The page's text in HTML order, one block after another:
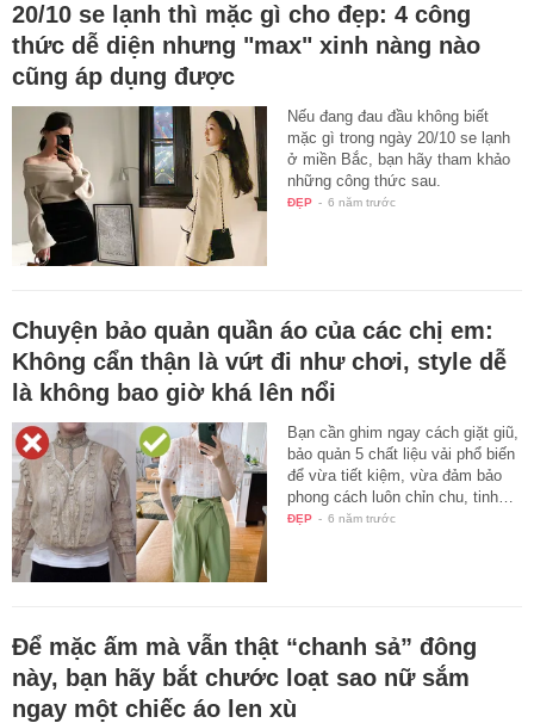
20/10 se lạnh thì mặc gì cho đẹp: 4 công
thức dễ diện nhưng "max" xinh nàng nào
cũng áp dụng được
Nếu đang đau đầu không biết
mặc gì trong ngày 20/10 se lạnh
ở miền Bắc, bạn hãy tham khảo
những công thức sau.
ĐẸP - 6 năm trước
Chuyện bảo quản quần áo của các chị em:
Không cẩn thận là vứt đi như chơi, style dễ
là không bao giờ khá lên nổi
Bạn cần ghim ngay cách giặt giũ,
bảo quản 5 chất liệu vải phổ biến
để vừa tiết kiệm, vừa đảm bảo
phong cách luôn chỉn chu, tinh…
ĐẸP - 6 năm trước
Để mặc ấm mà vẫn thật “chanh sả” đông
này, bạn hãy bắt chước loạt sao nữ sắm
ngay một chiếc áo len xù